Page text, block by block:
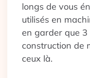
longs de vous
utilisés en
en garder que
construction de
ceux là.